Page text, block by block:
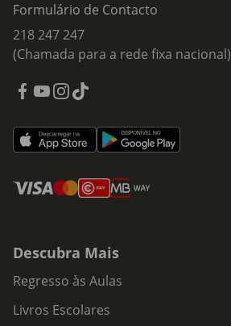
Formulário de Contacto
218 247 247
(Chamada para a rede fixa nacional)
Descubra Mais
Regresso às Aulas
Livros Escolares